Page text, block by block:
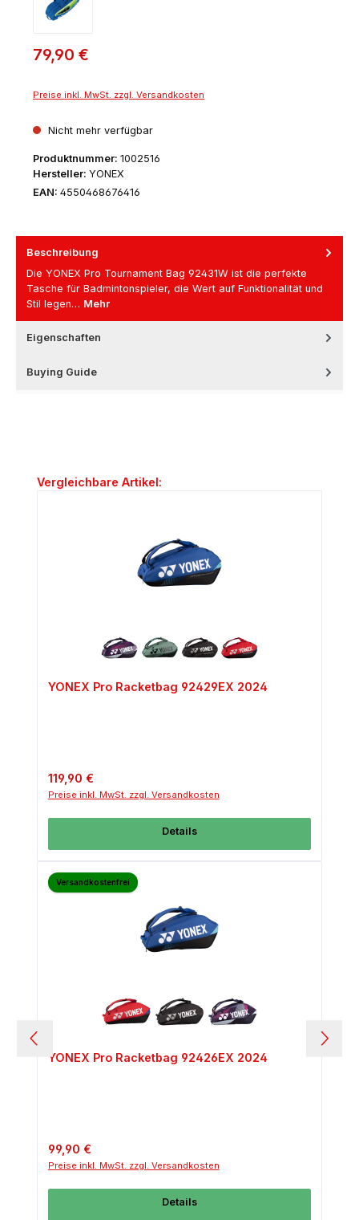
79,90 €
Preise inkl. MwSt. zzgl. Versandkosten
Nicht mehr verfügbar
Produktnummer: 1002516
Hersteller: YONEX
EAN: 4550468676416
Beschreibung
Die YONEX Pro Tournament Bag 92431W ist die perfekte
Tasche für Badmintonspieler, die Wert auf Funktionalität und
Stil legen… Mehr
Eigenschaften
Buying Guide
Produktgalerie überspringen
Vergleichbare Artikel:
YONEX Pro Racketbag 92429EX 2024
Regulärer Preis:
119,90 €
Preise inkl. MwSt. zzgl. Versandkosten
Details
Versandkostenfrei
YONEX Pro Racketbag 92426EX 2024
Regulärer Preis:
99,90 €
Preise inkl. MwSt. zzgl. Versandkosten
Details